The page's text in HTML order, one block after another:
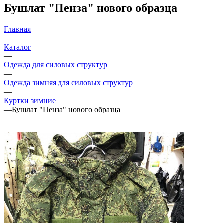
Бушлат "Пенза" нового образца
Главная
—
Каталог
—
Одежда для силовых структур
—
Одежда зимняя для силовых структур
—
Куртки зимние
—Бушлат "Пенза" нового образца